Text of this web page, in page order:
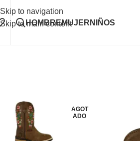
Skip to navigation
Skip to main content
HOMBREMUJER NIÑOS
AGOT
ADO